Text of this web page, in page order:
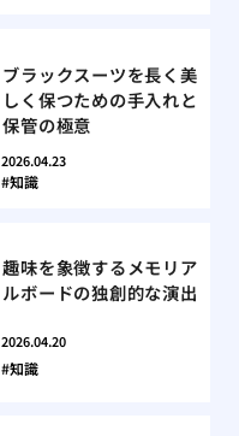
ブラックスーツを長く美
しく保つための手入れと
保管の極意
2026.04.23
知識
趣味を象徴するメモリア
ルボードの独創的な演出
2026.04.20
知識